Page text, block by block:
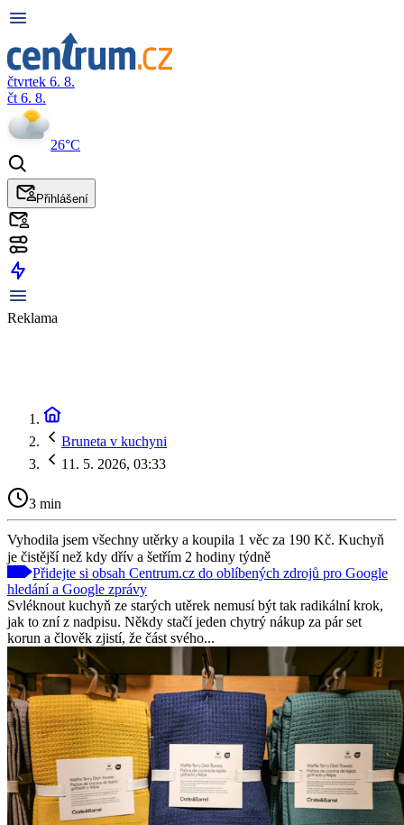
čtvrtek 6. 8.
čt 6. 8.
26°C
Přihlášení
Reklama
Bruneta v kuchyni
11. 5. 2026, 03:33
3 min
Vyhodila jsem všechny utěrky a koupila 1 věc za 190 Kč. Kuchyň
je čistější než kdy dřív a šetřím 2 hodiny týdně
Přidejte si obsah Centrum.cz do oblíbených zdrojů pro Google
hledání a Google zprávy
Svléknout kuchyň ze starých utěrek nemusí být tak radikální krok,
jak to zní z nadpisu. Někdy stačí jeden chytrý nákup za pár set
korun a člověk zjistí, že část svého...